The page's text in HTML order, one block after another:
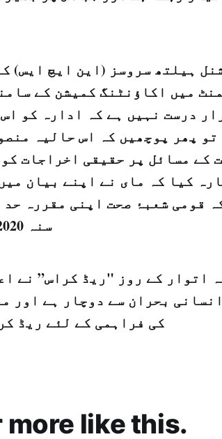
ہیلتھ سروسز (این ایچ ایس)
میں اکاؤنٹنگ کمیشن کے
درست نہیں ہے کہ ادارہ کو
کے مسائل پر حقیقی اخراجات
کیا کہ مای نے اپنے بیان
قومی شعبۂ صحت اپنی مقررہ
سنہ 2020 تک 8 ملیار اسٹرلنگ پاونڈ ہیں۔
اتوار کے روز "ریڈ کراس” نے
بحران سے دوچار ہے اور
کی فراہمی کے لئے ریڈ
more like this.